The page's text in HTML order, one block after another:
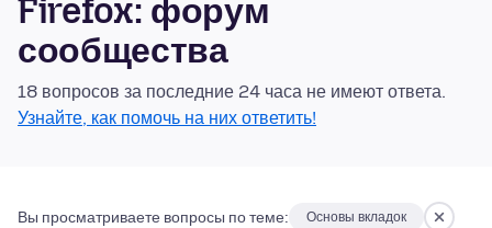
Firefox: форум
сообщества
18 вопросов за последние 24 часа не имеют ответа.
Узнайте, как помочь на них ответить!
Вы просматриваете вопросы по теме: Основы вкладок